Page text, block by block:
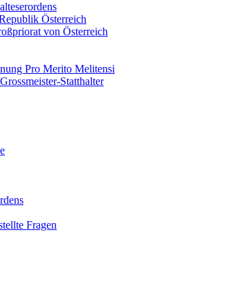
Österreich
von Österreich
Pro Merito Melitensi
Statthalter
Fragen